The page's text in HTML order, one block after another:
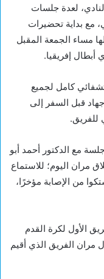
لعدة جلسات
مع بداية تحضيرات
مساء الجمعة المقبل
إفريقيا.
كامل لجميع
قبل السفر إلى
للفريق.
مع الدكتور أحمد أبو
مران اليوم؛ للاستماع
من الإصابة مؤخرًا،
الأول لكرة القدم
مران الفريق الذي أقيم